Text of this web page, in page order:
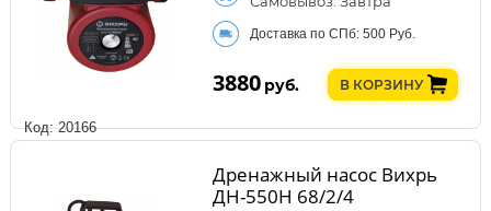
Код: 20166
Доставка по СПб: 500 Руб.
3880 руб. В КОРЗИНУ
Дренажный насос Вихрь
ДН-550Н 68/2/4